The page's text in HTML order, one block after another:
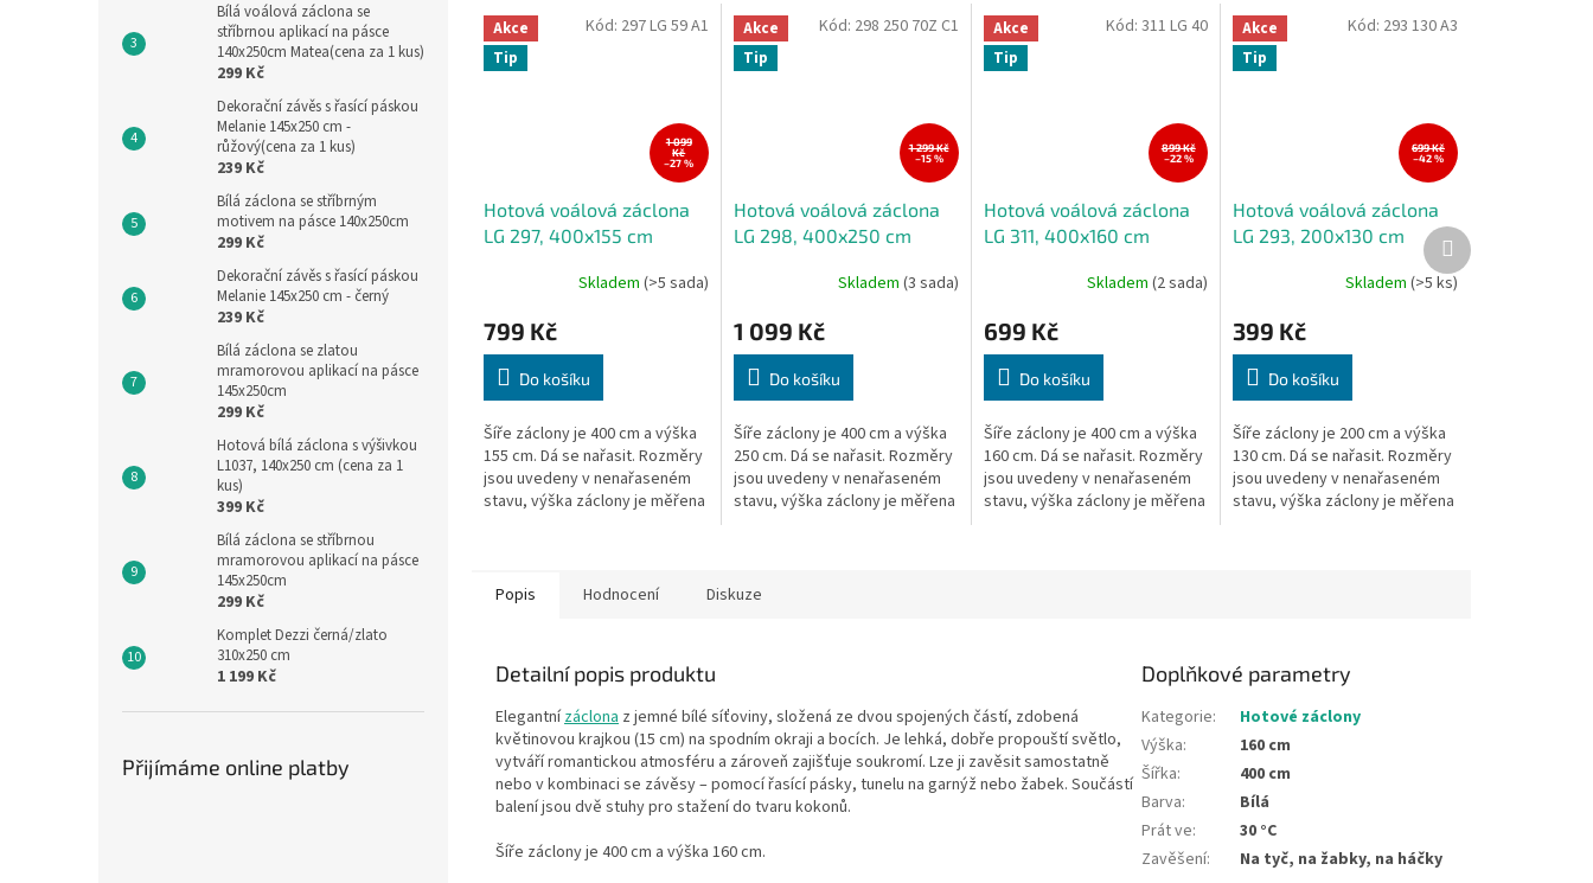
Bílá voálová záclona se
stříbrnou aplikací na pásce
140x250cm Matea(cena za 1 kus)
299 Kč
Dekorační závěs s řasící páskou
Melanie 145x250 cm -
růžový(cena za 1 kus)
239 Kč
Bílá záclona se stříbrným
motivem na pásce 140x250cm
299 Kč
Dekorační závěs s řasící páskou
Melanie 145x250 cm - černý
239 Kč
Bílá záclona se zlatou
mramorovou aplikací na pásce
145x250cm
299 Kč
Hotová bílá záclona s výšivkou
L1037, 140x250 cm (cena za 1
kus)
399 Kč
Bílá záclona se stříbrnou
mramorovou aplikací na pásce
145x250cm
299 Kč
Komplet Dezzi černá/zlato
310x250 cm
1 199 Kč
Přijímáme online platby
Akce
Tip
1 099
Kč
–27 %
Hotová voálová záclona
LG 297, 400x155 cm
Skladem (>5 sada)
799 Kč
Do košíku
Šíře záclony je 400 cm a výška
155 cm. Dá se nařasit. Rozměry
jsou uvedeny v nenařaseném
stavu, výška záclony je měřena
Kód: 297 LG 59 A1
Akce
Tip
1 299 Kč
–15 %
Hotová voálová záclona
LG 298, 400x250 cm
Skladem (3 sada)
1 099 Kč
Do košíku
Šíře záclony je 400 cm a výška
250 cm. Dá se nařasit. Rozměry
jsou uvedeny v nenařaseném
stavu, výška záclony je měřena
Kód: 298 250 70Z C1
Akce
Tip
899 Kč
–22 %
Hotová voálová záclona
LG 311, 400x160 cm
Skladem(2 sada)
699 Kč
Do košíku
Šíře záclony je 400 cm a výška
160 cm. Dá se nařasit. Rozměry
jsou uvedeny v nenařaseném
stavu, výška záclony je měřena
Kód:311 LG 40
Akce
Tip
699 Kč
–42 %
Hotová voálová záclona
LG 293, 200x130 cm
Skladem (>5 ks)
399 Kč
Do košíku
Šíře záclony je 200 cm a výška
130 cm. Dá se nařasit. Rozměry
jsou uvedeny v nenařaseném
stavu, výška záclony je měřena
Kód: 293 130 A3
Další
produkt
Popis Hodnocení Diskuze
Detailní popis produktu
Elegantnízáclona z jemné bílé síťoviny, složená ze dvou spojených částí, zdobená
květinovou krajkou (15 cm) na spodním okraji a bocích. Je lehká, dobře propouští světlo,
vytváří romantickou atmosféru a zároveň zajišťuje soukromí. Lze ji zavěsit samostatně
nebo v kombinaci se závěsy – pomocí řasící pásky, tunelu na garnýž nebo žabek. Součástí
balení jsou dvě stuhy pro stažení do tvaru kokonů.
Šíře záclony je 400 cm a výška 160 cm.
Doplňkové parametry
Kategorie:
Hotové záclony
Výška:
160 cm
Šířka:
400 cm
Barva:
Bílá
Prát ve:
30 °C
Zavěšení: Na tyč, na žabky, na háčky